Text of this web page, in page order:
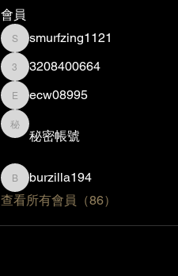
會員
smurfzing1121
smurfzing1121
3208400664
3208400664
ecw08995
ecw08995
秘密帳號
秘密帳號
burzilla194
burzilla194
查看所有會員（86）